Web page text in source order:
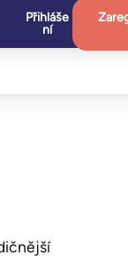
Přihláše
ní